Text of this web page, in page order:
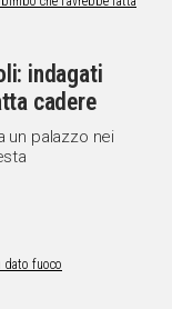
indagati
cadere
palazzo nei